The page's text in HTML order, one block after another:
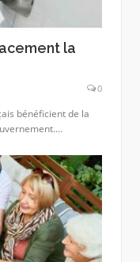
la
0
bénéficient de la